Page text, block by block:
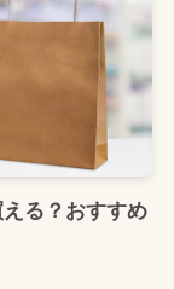
る？おすすめ